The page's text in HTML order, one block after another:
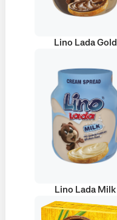
Lino Lada Gold
Lino Lada Milk